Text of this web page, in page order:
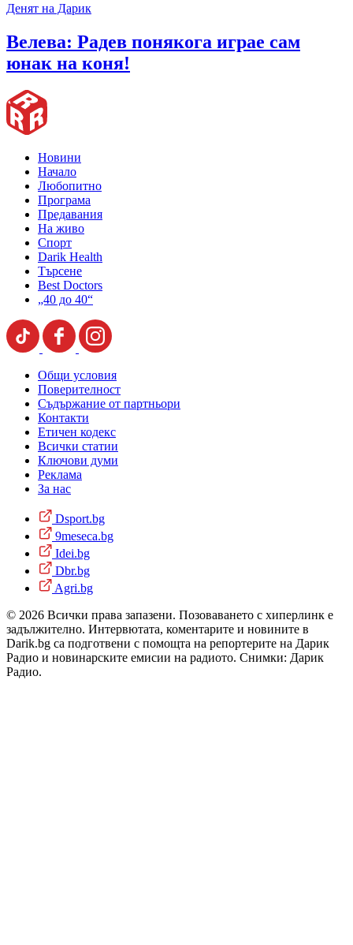
Денят на Дарик
Велева: Радев понякога играе сам
юнак на коня!
Новини
Начало
Любопитно
Програма
Предавания
На живо
Спорт
Darik Health
Търсене
Best Doctors
„40 до 40“
Общи условия
Поверителност
Съдържание от партньори
Контакти
Етичен кодекс
Всички статии
Ключови думи
Реклама
За нас
Dsport.bg
9meseca.bg
Idei.bg
Dbr.bg
Agri.bg
© 2026 Всички права запазени. Позоваването с хиперлинк е
задължително. Интервютата, коментарите и новините в
Darik.bg са подготвени с помощта на репортерите на Дарик
Радио и новинарските емисии на радиото. Снимки: Дарик
Радио.